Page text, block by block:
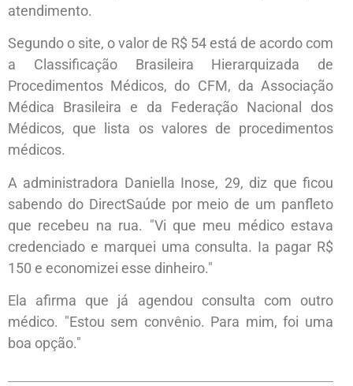
atendimento.
Segundo o site, o valor de R$ 54 está de acordo com
a Classificação Brasileira Hierarquizada de
Procedimentos Médicos, do CFM, da Associação
Médica Brasileira e da Federação Nacional dos
Médicos, que lista os valores de procedimentos
médicos.
A administradora Daniella Inose, 29, diz que ficou
sabendo do DirectSaúde por meio de um panfleto
que recebeu na rua. "Vi que meu médico estava
credenciado e marquei uma consulta. Ia pagar R$
150 e economizei esse dinheiro."
Ela afirma que já agendou consulta com outro
médico. "Estou sem convênio. Para mim, foi uma
boa opção."